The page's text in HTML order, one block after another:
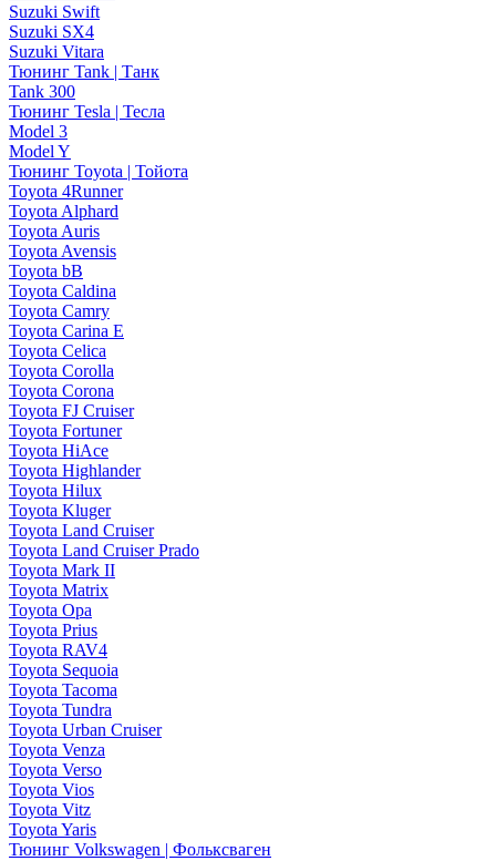
Suzuki Swift
Suzuki SX4
Suzuki Vitara
Тюнинг Tank | Танк
Tank 300
Тюнинг Tesla | Тесла
Model 3
Model Y
Тюнинг Toyota | Тойота
Toyota 4Runner
Toyota Alphard
Toyota Auris
Toyota Avensis
Toyota bB
Toyota Caldina
Toyota Camry
Toyota Carina E
Toyota Celica
Toyota Corolla
Toyota Corona
Toyota FJ Cruiser
Toyota Fortuner
Toyota HiAce
Toyota Highlander
Toyota Hilux
Toyota Kluger
Toyota Land Cruiser
Toyota Land Cruiser Prado
Toyota Mark II
Toyota Matrix
Toyota Opa
Toyota Prius
Toyota RAV4
Toyota Sequoia
Toyota Tacoma
Toyota Tundra
Toyota Urban Cruiser
Toyota Venza
Toyota Verso
Toyota Vios
Toyota Vitz
Toyota Yaris
Тюнинг Volkswagen | Фольксваген